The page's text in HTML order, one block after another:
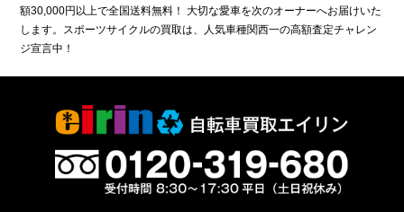
額30,000円以上で全国送料無料！ 大切な愛車を次のオーナーへお届けいた
します。スポーツサイクルの買取は、人気車種関西一の高額査定チャレン
ジ宣言中！